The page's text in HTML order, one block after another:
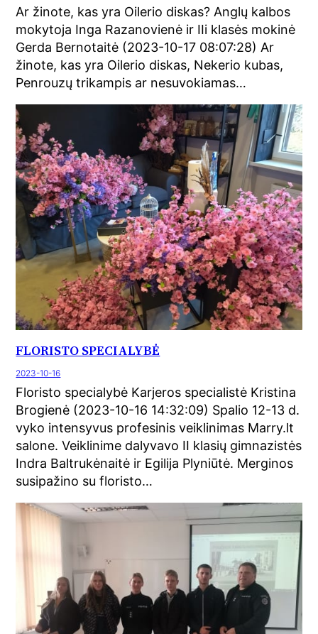
Ar žinote, kas yra Oilerio diskas? Anglų kalbos
mokytoja Inga Razanovienė ir IIi klasės mokinė
Gerda Bernotaitė (2023-10-17 08:07:28) Ar
žinote, kas yra Oilerio diskas, Nekerio kubas,
Penrouzų trikampis ar nesuvokiamas…
FLORISTO SPECIALYBĖ
2023-10-16
Floristo specialybė Karjeros specialistė Kristina
Brogienė (2023-10-16 14:32:09) Spalio 12-13 d.
vyko intensyvus profesinis veiklinimas Marry.lt
salone. Veiklinime dalyvavo II klasių gimnazistės
Indra Baltrukėnaitė ir Egilija Plyniūtė. Merginos
susipažino su floristo…